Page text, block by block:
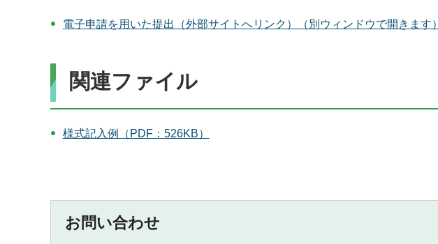
電子申請を用いた提出（外部サイトへリンク）（別ウィンドウで開きます）
関連ファイル
様式記入例（PDF：526KB）
お問い合わせ